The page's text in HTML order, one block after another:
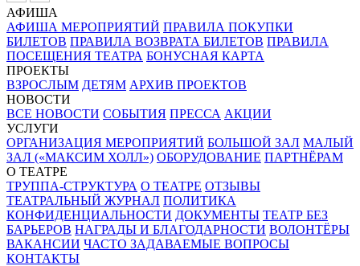
АФИША
АФИША МЕРОПРИЯТИЙ ПРАВИЛА ПОКУПКИ
БИЛЕТОВ ПРАВИЛА ВОЗВРАТА БИЛЕТОВ ПРАВИЛА
ПОСЕЩЕНИЯ ТЕАТРА БОНУСНАЯ КАРТА
ПРОЕКТЫ
ВЗРОСЛЫМ ДЕТЯМ АРХИВ ПРОЕКТОВ
НОВОСТИ
ВСЕ НОВОСТИ СОБЫТИЯ ПРЕССА АКЦИИ
УСЛУГИ
ОРГАНИЗАЦИЯ МЕРОПРИЯТИЙ БОЛЬШОЙ ЗАЛ МАЛЫЙ
ЗАЛ («МАКСИМ ХОЛЛ») ОБОРУДОВАНИЕ ПАРТНЁРАМ
О ТЕАТРЕ
ТРУППА-СТРУКТУРА О ТЕАТРЕ ОТЗЫВЫ
ТЕАТРАЛЬНЫЙ ЖУРНАЛ ПОЛИТИКА
КОНФИДЕНЦИАЛЬНОСТИ ДОКУМЕНТЫ ТЕАТР БЕЗ
БАРЬЕРОВ НАГРАДЫ И БЛАГОДАРНОСТИ ВОЛОНТЁРЫ
ВАКАНСИИ ЧАСТО ЗАДАВАЕМЫЕ ВОПРОСЫ
КОНТАКТЫ